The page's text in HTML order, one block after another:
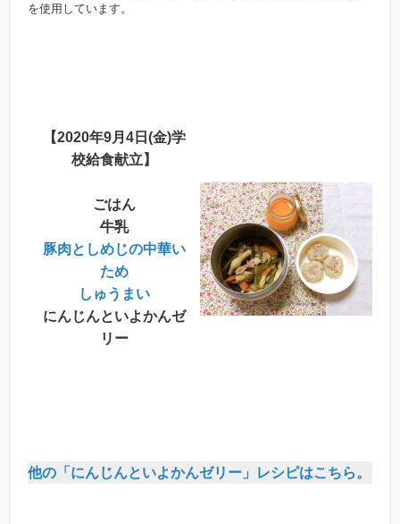
を使用しています。
【2020年9月4日(金)学
校給食献立】
ごはん
牛乳
豚肉としめじの中華い
ため
しゅうまい
にんじんといよかんゼ
リー
他の「にんじんといよかんゼリー」レシピはこちら。